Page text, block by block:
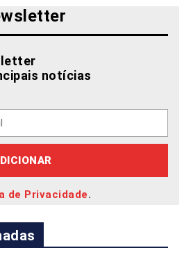
notícias
de Privacidade.